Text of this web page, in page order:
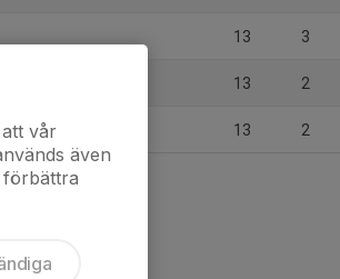
13 3
13 2
13 2
vår
även
förbättra